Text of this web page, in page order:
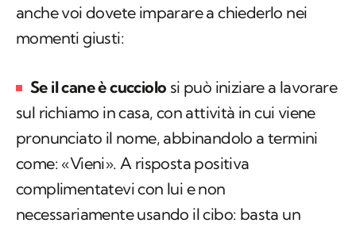
lui che deve imparare a tornare da voi ma
anche voi dovete imparare a chiederlo nei
Se il cane è cucciolosi può iniziare a lavorare
sul richiamo in casa, con attività in cui viene
pronunciato il nome, abbinandolo a termini
come: «Vieni». A risposta positiva
complimentatevi con lui e non